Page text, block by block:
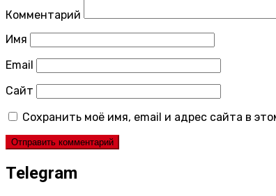
Комментарий
Имя
Email
Сайт
Сохранить моё имя, email и адрес сайта в
Telegram